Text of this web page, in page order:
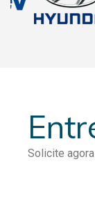
Solicite